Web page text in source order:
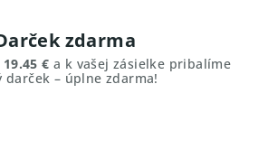
zdarma
19.45 € a k vašej zásielke pribalíme
darček – úplne zdarma!